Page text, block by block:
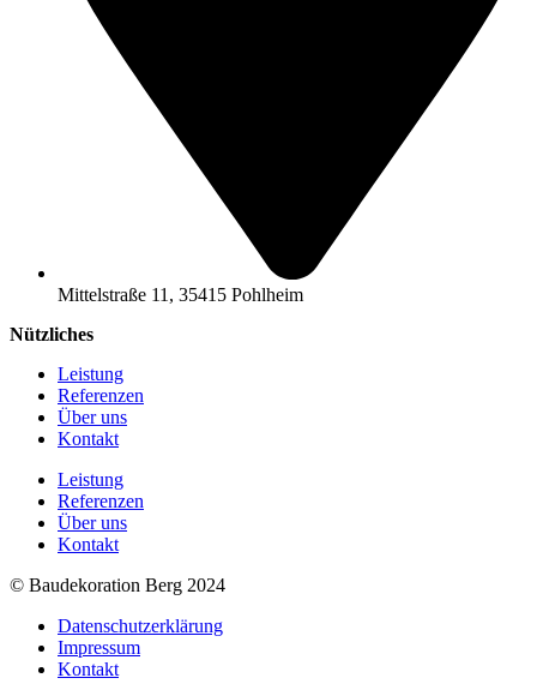
Mittelstraße 11, 35415 Pohlheim
Nützliches
Leistung
Referenzen
Über uns
Kontakt
Leistung
Referenzen
Über uns
Kontakt
© Baudekoration Berg 2024
Datenschutzerklärung
Impressum
Kontakt